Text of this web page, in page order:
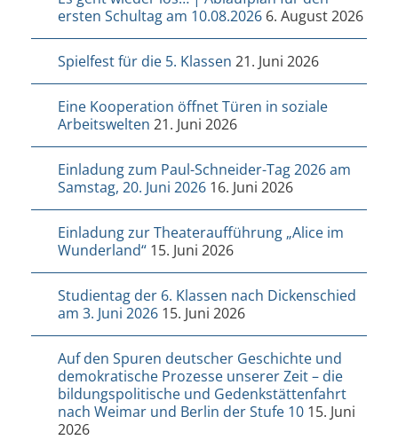
ersten Schultag am 10.08.2026 6. August 2026
Spielfest für die 5. Klassen 21. Juni 2026
Eine Kooperation öffnet Türen in soziale
Arbeitswelten 21. Juni 2026
Einladung zum Paul-Schneider-Tag 2026 am
Samstag, 20. Juni 2026 16. Juni 2026
Einladung zur Theateraufführung „Alice im
Wunderland“ 15. Juni 2026
Studientag der 6. Klassen nach Dickenschied
am 3. Juni 2026 15. Juni 2026
Auf den Spuren deutscher Geschichte und
demokratische Prozesse unserer Zeit – die
bildungspolitische und Gedenkstättenfahrt
nach Weimar und Berlin der Stufe 10 15. Juni
2026